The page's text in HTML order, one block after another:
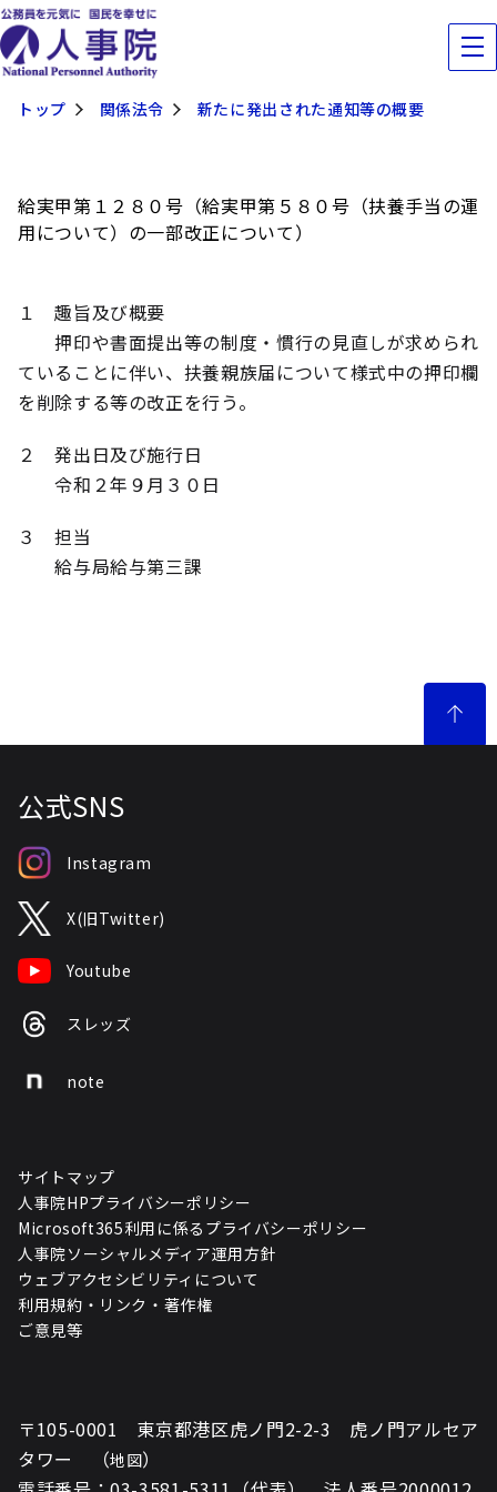
トップ 関係法令 新たに発出された通知等の概要
給実甲第１２８０号（給実甲第５８０号（扶養手当の運
用について）の一部改正について）
１ 趣旨及び概要
押印や書面提出等の制度・慣行の見直しが求められ
ていることに伴い、扶養親族届について様式中の押印欄
を削除する等の改正を行う。
２ 発出日及び施行日
令和２年９月３０日
３ 担当
給与局給与第三課
公式SNS
Instagram
X(旧Twitter)
Youtube
スレッズ
note
サイトマップ
人事院HPプライバシーポリシー
Microsoft365利用に係るプライバシーポリシー
人事院ソーシャルメディア運用方針
ウェブアクセシビリティについて
利用規約・リンク・著作権
ご意見等
〒105-0001 東京都港区虎ノ門2-2-3 虎ノ門アルセア
タワー （地図）